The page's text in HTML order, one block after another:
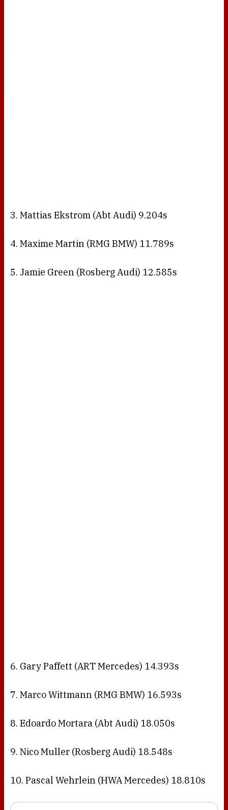
3. Mattias Ekstrom (Abt Audi) 9.204s
4. Maxime Martin (RMG BMW) 11.789s
5. Jamie Green (Rosberg Audi) 12.585s
6. Gary Paffett (ART Mercedes) 14.393s
7. Marco Wittmann (RMG BMW) 16.593s
8. Edoardo Mortara (Abt Audi) 18.050s
9. Nico Muller (Rosberg Audi) 18.548s
10. Pascal Wehrlein (HWA Mercedes) 18.810s